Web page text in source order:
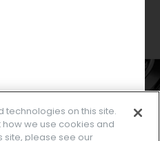
technologies on this site.
we use cookies and
site, please see our